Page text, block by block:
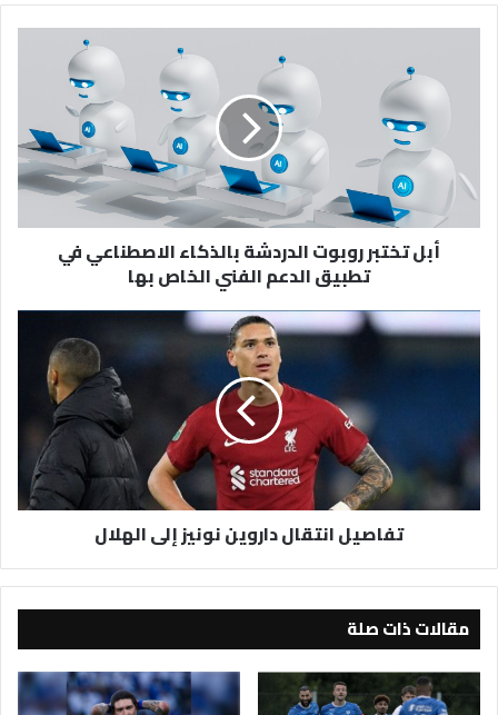
الاصطناعي
في
تطبيق
الدعم
أبل تختبر روبوت الدردشة بالذكاء الاصطناعي في
تطبيق الدعم الفني الخاص بها
تفاصيل
تفاصيل انتقال داروين نونيز إلى الهلال
مقالات ذات صلة